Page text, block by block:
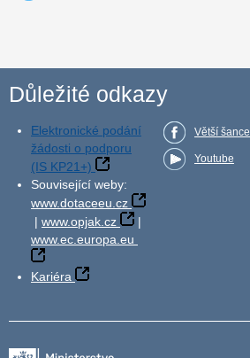
Důležité odkazy
Elektronické podání
žádosti o podporu
(IS KP21+)
Související weby:
www.dotaceeu.cz
| www.opjak.cz
|
www.ec.europa.eu
Kariéra
Větší šance
Youtube